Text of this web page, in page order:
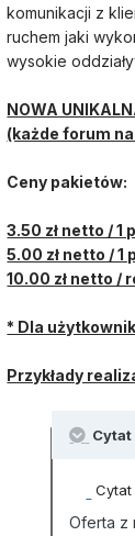
komunikacji z
ruchem jaki
wysokie
NOWA
(każde forum
Ceny pakietów:
3.50 zł netto / 1
5.00 zł netto / 1
10.00 zł netto /
* Dla
Przykłady
Cytat
Cytat
Oferta z